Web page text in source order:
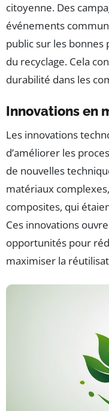
citoyenne. Des
événements
public sur les
du recyclage. Cela
durabilité dans les
Innovations en
Les innovations
d’améliorer les
de nouvelles
matériaux
composites, qui
Ces innovations
opportunités pour
maximiser la